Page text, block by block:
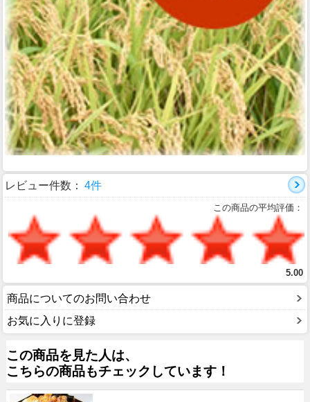
レビュー件数： 4件
この商品の平均評価：
5.00
商品についてのお問い合わせ
お気に入りに登録
この商品を見た人は、
こちらの商品もチェックしています！